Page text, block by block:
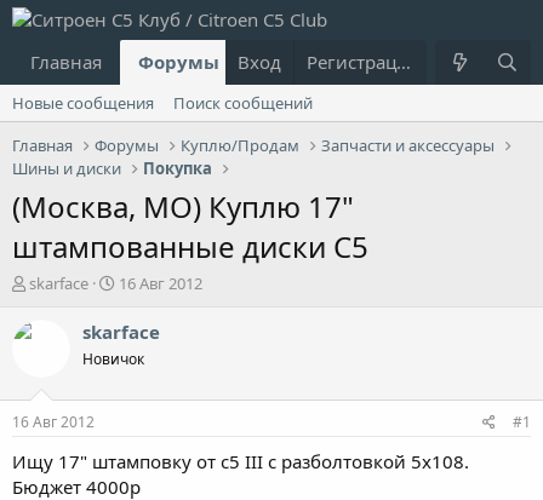
Главная Форумы Что нового?
Вход Регистрация
Новые сообщения
Поиск сообщений
Главная
Форумы Куплю/Продам
Запчасти и аксессуары
Шины и диски
Покупка
(Москва, МО) Куплю 17"
штампованные диски С5
А
т
е
м
ы
skarface
Д
т
н
л
а
16 Авг 2012
skarface
Новичок
16 Авг 2012 #1
Ищу 17" штамповку от с5 III с разболтовкой 5х108.
Бюджет 4000р